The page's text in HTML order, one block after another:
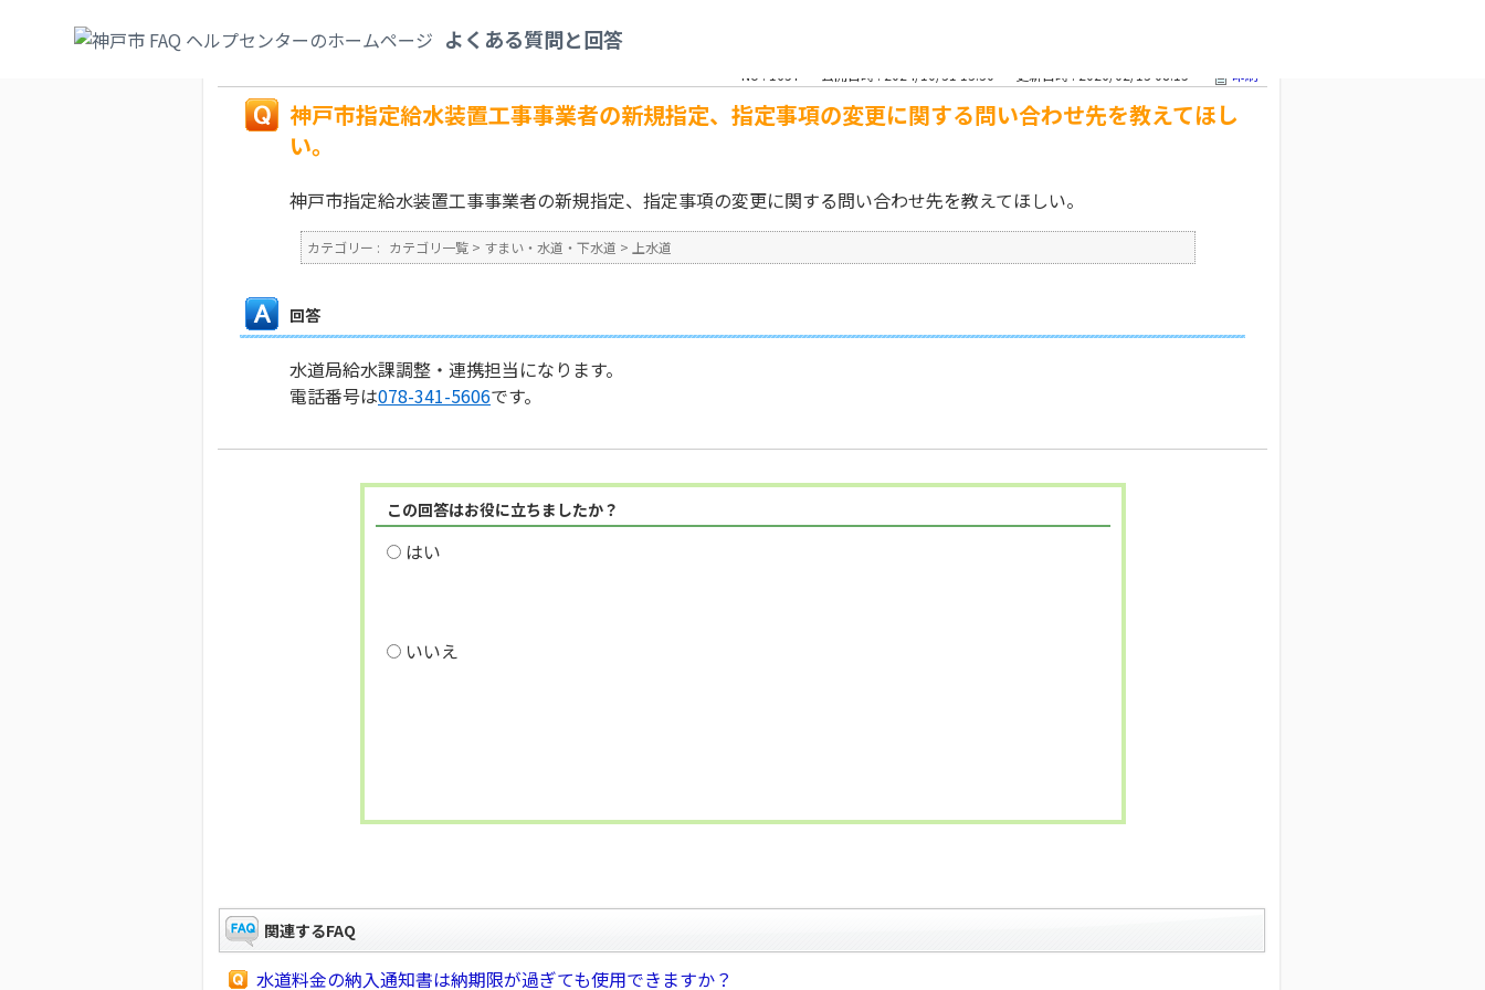
よくある質問と回答
てほしい。
No : 1657 公開日時 : 2024/10/31 13:30 更新日時 : 2026/02/13 08:15 印刷
神戸市指定給水装置工事事業者の新規指定、指定事項の変更に関する問い合わせ先を教えてほし
い。
神戸市指定給水装置工事事業者の新規指定、指定事項の変更に関する問い合わせ先を教えてほしい。
カテゴリー : カテゴリ一覧 > すまい・水道・下水道 > 上水道
回答
水道局給水課調整・連携担当になります。
電話番号は078-341-5606です。
この回答はお役に立ちましたか？
はい
いいえ
関連するFAQ
水道料金の納入通知書は納期限が過ぎても使用できますか？